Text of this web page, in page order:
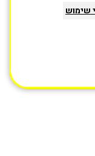
שימוש